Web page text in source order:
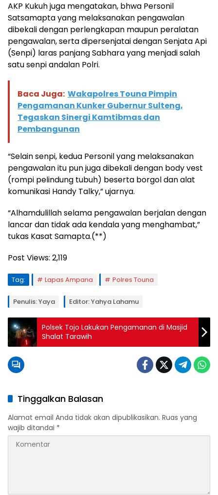
AKP Kukuh juga mengatakan, bhwa Personil
Satsamapta yang melaksanakan pengawalan
dibekali dengan perlengkapan maupun peralatan
pengawalan, serta dipersenjatai dengan Senjata Api
(Senpi) laras panjang Sabhara yang menjadi salah
satu senpi andalan Polri.
Baca Juga: Wakapolres Touna Pimpin
Pengamanan Kunker Gubernur Sulteng,
Tegaskan Sinergi Kamtibmas dan
Pembangunan
“Selain senpi, kedua Personil yang melaksanakan
pengawalan itu pun juga dibekali dengan body vest
(rompi pelindung tubuh) beserta borgol dan alat
komunikasi Handy Talky,” ujarnya.
“Alhamdulillah selama pengawalan berjalan dengan
lancar dan tidak ada kendala yang menghambat,”
tukas Kasat Samapta.(**)
Post Views: 2,119
Tag: Lapas Ampana Polres Touna
Penulis: Yaya Editor: Yahya Lahamu
Polsek Tojo Lakukan Pengamanan di Masjid
Shalat Tarawih
Tinggalkan Balasan
Alamat email Anda tidak akan dipublikasikan. Ruas yang
wajib ditandai *